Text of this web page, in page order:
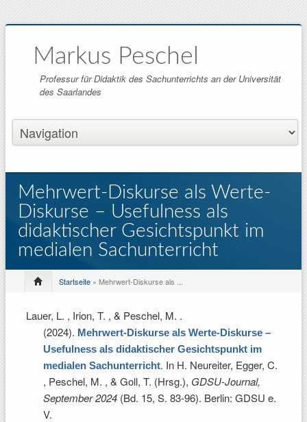
Markus Peschel
Professur für Didaktik des Sachunterrichts an der Universität
des Saarlandes
Mehrwert-Diskurse als Werte-
Diskurse – Usefulness als
didaktischer Gesichtspunkt im
medialen Sachunterricht
Startseite » Mehrwert-Diskurse als ...
Lauer, L. , Irion, T. , & Peschel, M. .
(2024). Mehrwert-Diskurse als Werte-Diskurse –
Usefulness als didaktischer Gesichtspunkt im
medialen Sachunterricht. In H. Neureiter, Egger, C.
, Peschel, M. , & Goll, T. (Hrsg.), GDSU-Journal,
September 2024 (Bd. 15, S. 83-96). Berlin: GDSU e.
V.